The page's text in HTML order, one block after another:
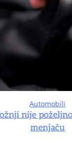
Automobili
nije
menjaču